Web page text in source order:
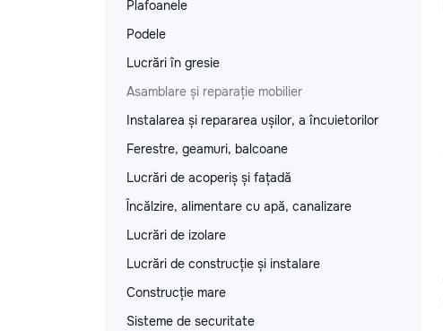
Plafoanele
Podele
Lucrări în gresie
Asamblare și reparație mobilier
Instalarea și repararea ușilor, a încuietorilor
Ferestre, geamuri, balcoane
Lucrări de acoperiș și fațadă
Încălzire, alimentare cu apă, canalizare
Lucrări de izolare
Lucrări de construcție și instalare
Construcție mare
Sisteme de securitate